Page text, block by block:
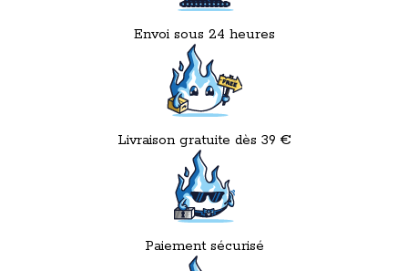
Envoi sous 24 heures
Livraison gratuite dès 39 €
Paiement sécurisé